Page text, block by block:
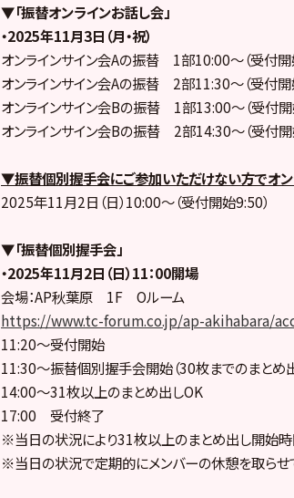
▼「振替オンラインお話し会」
・2025年11月3日（月・祝）
オンラインサイン会Aの振替 1部10:00〜（受付開
オンラインサイン会Aの振替 2部11:30〜（受付開
オンラインサイン会Bの振替 1部13:00〜（受付開
オンラインサイン会Bの振替 2部14:30〜（受付開
▼振替個別握手会にご参加いただけない方でオ
2025年11月2日（日）10:00〜（受付開始9:50）
▼「振替個別握手会」
・2025年11月2日（日）11：00開場
会場：AP秋葉原 1F Oルーム
https://www.tc-forum.co.jp/ap-akihabara/
11:20〜受付開始
11:30〜振替個別握手会開始（30枚までのまとめ
14:00〜31枚以上のまとめ出しOK
17:00 受付終了
※当日の状況により31枚以上のまとめ出し開始
※当日の状況で定期的にメンバーの休憩を取らせ